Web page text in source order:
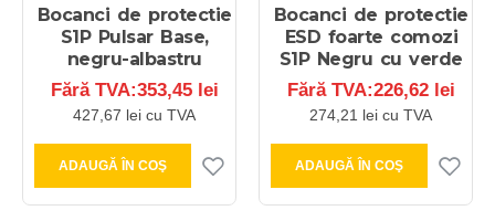
Bocanci de protectie
S1P Pulsar Base,
negru-albastru
Fără TVA:353,45 lei
427,67 lei cu TVA
ADAUGĂ ÎN COŞ
Bocanci de protectie
ESD foarte comozi
S1P Negru cu verde
Fără TVA:226,62 lei
274,21 lei cu TVA
ADAUGĂ ÎN COŞ